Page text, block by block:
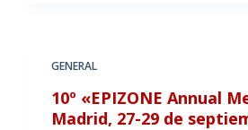
GENERAL
10º «EPIZONE Annual
Madrid, 27-29 de